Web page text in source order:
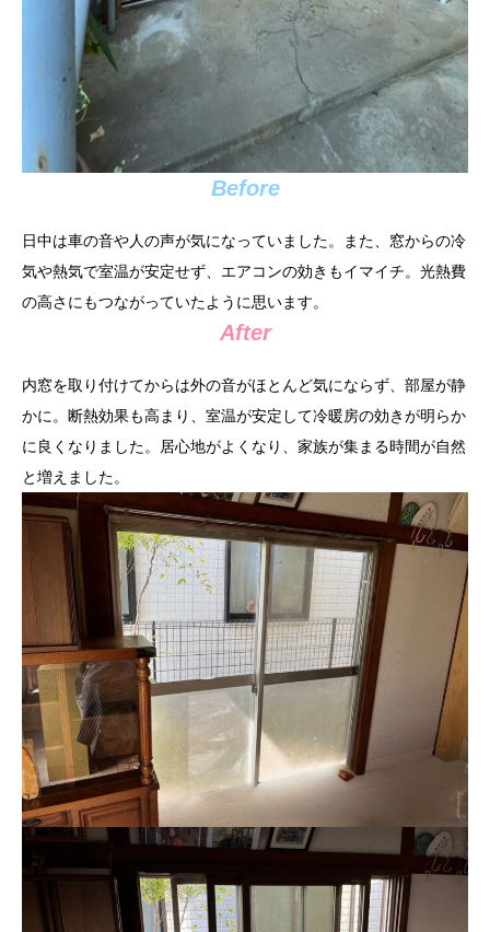
Before
日中は車の音や人の声が気になっていました。また、窓からの冷
気や熱気で室温が安定せず、エアコンの効きもイマイチ。光熱費
の高さにもつながっていたように思います。
After
内窓を取り付けてからは外の音がほとんど気にならず、部屋が静
かに。断熱効果も高まり、室温が安定して冷暖房の効きが明らか
に良くなりました。居心地がよくなり、家族が集まる時間が自然
と増えました。